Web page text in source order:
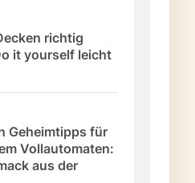
richtig
it yourself leicht
Geheimtipps für
Vollautomaten:
aus der